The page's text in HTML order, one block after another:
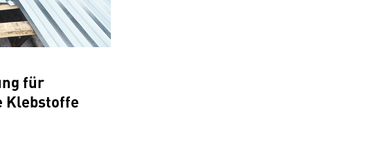
für
Klebstoffe